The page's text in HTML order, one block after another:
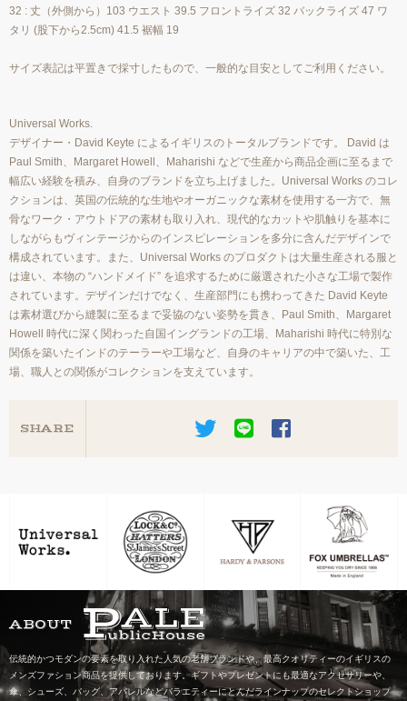
32 : 丈（外側から）103 ウエスト 39.5 フロントライズ 32 バックライズ 47 ワ
タリ (股下から2.5cm) 41.5 裾幅 19
サイズ表記は平置きで採寸したもので、一般的な目安としてご利用ください。
Universal Works.
デザイナー・David Keyte によるイギリスのトータルブランドです。 David は
Paul Smith、Margaret Howell、Maharishi などで生産から商品企画に至るまで
幅広い経験を積み、自身のブランドを立ち上げました。Universal Works のコレ
クションは、英国の伝統的な生地やオーガニックな素材を使用する一方で、無
骨なワーク・アウトドアの素材も取り入れ、現代的なカットや肌触りを基本に
しながらもヴィンテージからのインスピレーションを多分に含んだデザインで
構成されています。また、Universal Works のプロダクトは大量生産される服と
は違い、本物の “ハンドメイド” を追求するために厳選された小さな工場で製作
されています。デザインだけでなく、生産部門にも携わってきた David Keyte
は素材選びから縫製に至るまで妥協のない姿勢を貫き、Paul Smith、Margaret
Howell 時代に深く関わった自国イングランドの工場、Maharishi 時代に特別な
関係を築いたインドのテーラーや工場など、自身のキャリアの中で築いた、工
場、職人との関係がコレクションを支えています。
SHARE
ABOUT
伝統的かつモダンの要素を取り入れた人気の老舗ブランドや、最高クオリティーのイギリスの
メンズファション商品を提供しております。ギフトやプレゼントにも最適なアクセサリーや、
傘、シューズ、バッグ、アパレルなどバラエティーにとんだラインナップのセレクトショップ